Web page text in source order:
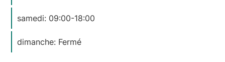
samedi: 09:00-18:00
dimanche: Fermé